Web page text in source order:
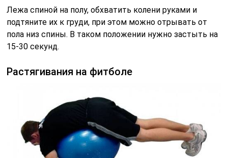
Это более экзотическое упражнение, ввиду того, что
нужно лечь животом на мяч и расслабить мышцы
спины. Лежать в таком положении можно сколько
Удержание ног в статике